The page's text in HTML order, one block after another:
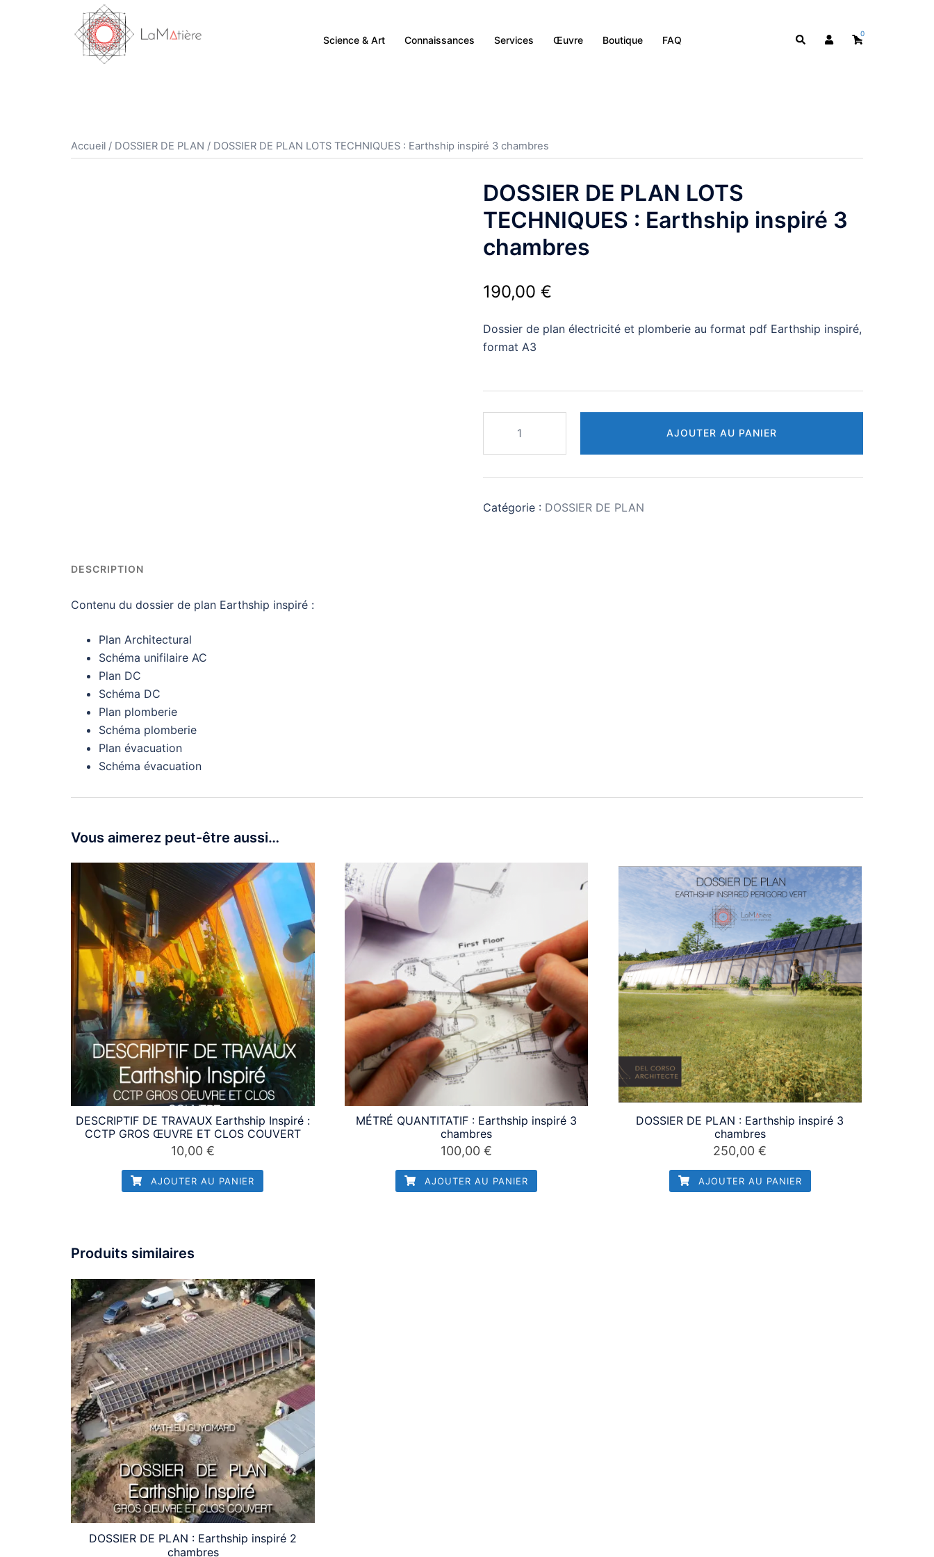
Science & Art Connaissances Services Œuvre Boutique FAQ Rechercher 0
Accueil / DOSSIER DE PLAN / DOSSIER DE PLAN LOTS TECHNIQUES : Earthship inspiré 3 chambres
DOSSIER DE PLAN LOTS
TECHNIQUES : Earthship inspiré 3
chambres
190,00 €
Dossier de plan électricité et plomberie au format pdf Earthship inspiré,
format A3
DOSSIER
DE
LOTS
AJOUTER AU PANIER
Catégorie : DOSSIER DE PLAN
DESCRIPTION
Contenu du dossier de plan Earthship inspiré :
Plan Architectural
Schéma unifilaire AC
Plan DC
Schéma DC
Plan plomberie
Schéma plomberie
Plan évacuation
Schéma évacuation
Vous aimerez peut-être aussi…
DESCRIPTIF DE TRAVAUX Earthship Inspiré :
CCTP GROS ŒUVRE ET CLOS COUVERT
10,00 €
AJOUTER AU PANIER
MÉTRÉ QUANTITATIF : Earthship inspiré 3
chambres
100,00€
AJOUTER AU PANIER
DOSSIER DE PLAN : Earthship inspiré 3
chambres
250,00€
AJOUTER AU PANIER
Produits similaires
DOSSIER DE PLAN : Earthship inspiré 2
chambres